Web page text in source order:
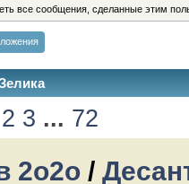
все сообщения, сделанные этим
2 3 ... 72
2о2о /